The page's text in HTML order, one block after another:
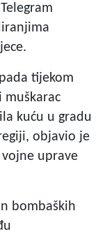
tijekom
muškarac
kuću u gradu
objavio je
uprave
bombaških